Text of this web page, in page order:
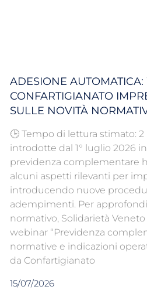
ADESIONE
CONFARTIGIANATO
SULLE NOVITÀ
🕒 Tempo di lettura stimato:
introdotte dal 1° luglio 2026
previdenza complementare
alcuni aspetti rilevanti per
introducendo nuove
adempimenti. Per
normativo, Solidarietà Veneto
webinar “Previdenza
normative e indicazioni
da Confartigianato
15/07/2026